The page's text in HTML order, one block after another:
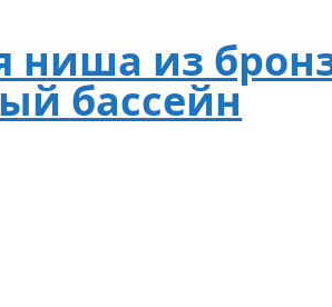
ниша из
бассейн